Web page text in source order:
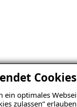
Cookies
optimales
zulassen”